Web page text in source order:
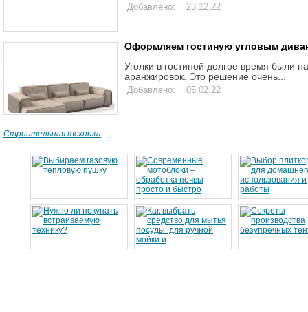
Добавлено: 23.12.22
Оформляем гостиную угловым
Уголки в гостиной долгое время были
аранжировок. Это решение очень...
Добавлено: 05.02.22
Строительная техника